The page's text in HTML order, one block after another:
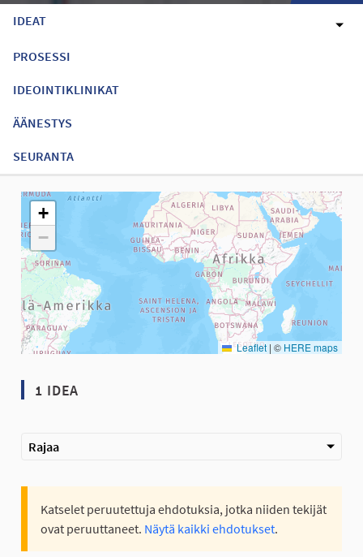
IDEAT
PROSESSI
IDEOINTIKLINIKAT
ÄÄNESTYS
SEURANTA
Seuraavassa elementissä on kartta, joka esittää tämän sivun
+
−
Leaflet | © HERE maps
1 IDEA
Rajaa
Katselet peruutettuja ehdotuksia, jotka niiden tekijät
ovat peruuttaneet. Näytä kaikki ehdotukset.